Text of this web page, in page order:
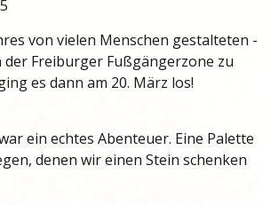
von vielen Menschen gestalteten -
Freiburger Fußgängerzone zu
es dann am 20. März los!
ein echtes Abenteuer. Eine Palette
denen wir einen Stein schenken